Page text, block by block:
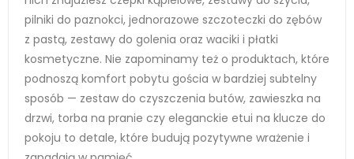
pilniki do paznokci, jednorazowe szczoteczki do zębów
z pastą, zestawy do golenia oraz waciki i płatki
kosmetyczne. Nie zapominamy też o produktach, które
podnoszą komfort pobytu gościa w bardziej subtelny
sposób — zestaw do czyszczenia butów, zawieszka na
drzwi, torba na pranie czy eleganckie etui na klucze do
pokoju to detale, które budują pozytywne wrażenie i